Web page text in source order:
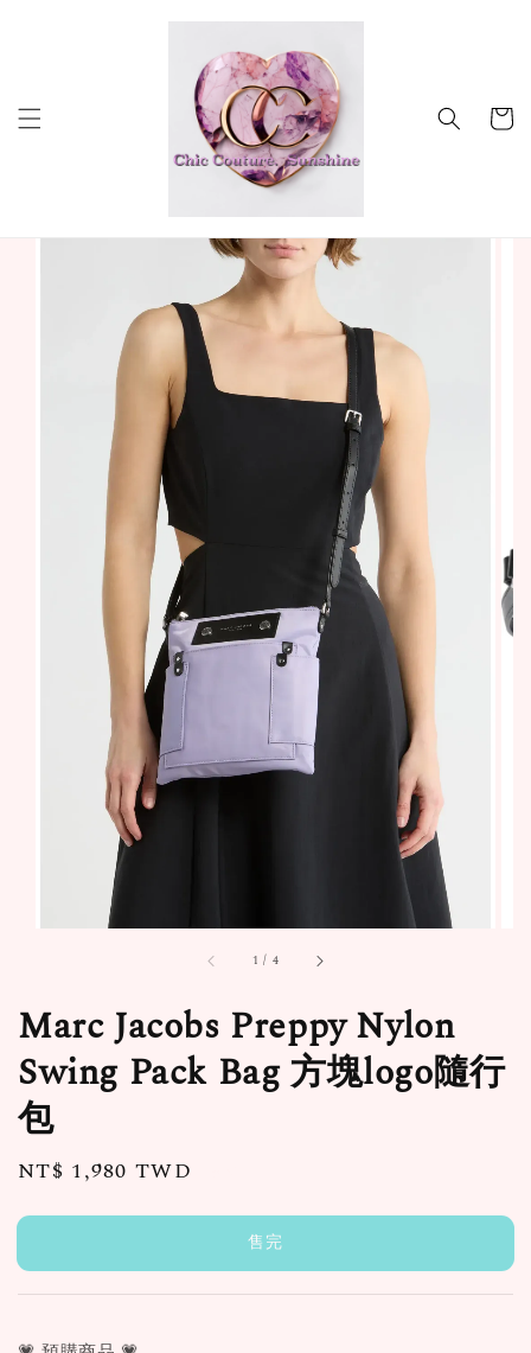
1 / 4
Marc Jacobs Preppy Nylon
Swing Pack Bag 方塊logo隨行
包
Regular
NT$ 1,980 TWD
售完